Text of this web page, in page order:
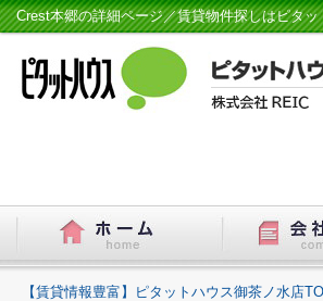
Crest本郷の詳細ページ／賃貸物件探しはピタ
【賃貸情報豊富】ピタットハウス御茶ノ水店